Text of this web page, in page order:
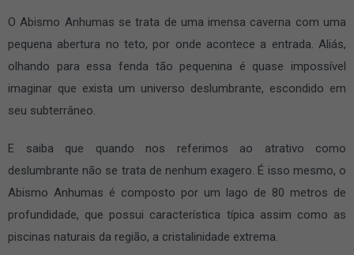
O Abismo Anhumas se trata de uma imensa caverna com uma
pequena abertura no teto, por onde acontece a entrada. Aliás,
olhando para essa fenda tão pequenina é quase impossível
imaginar que exista um universo deslumbrante, escondido em
seu subterrâneo.
E saiba que quando nos referimos ao atrativo como
deslumbrante não se trata de nenhum exagero. É isso mesmo, o
Abismo Anhumas é composto por um lago de 80 metros de
profundidade, que possui característica típica assim como as
piscinas naturais da região, a cristalinidade extrema.